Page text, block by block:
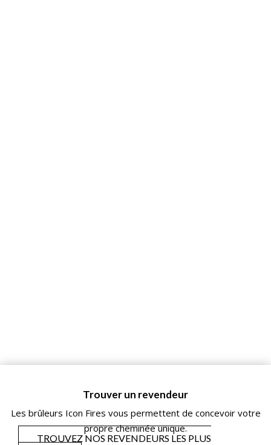
Trouver un revendeur
Les brûleurs Icon Fires vous permettent de concevoir votre
propre cheminée unique.
TROUVEZ NOS REVENDEURS LES PLUS